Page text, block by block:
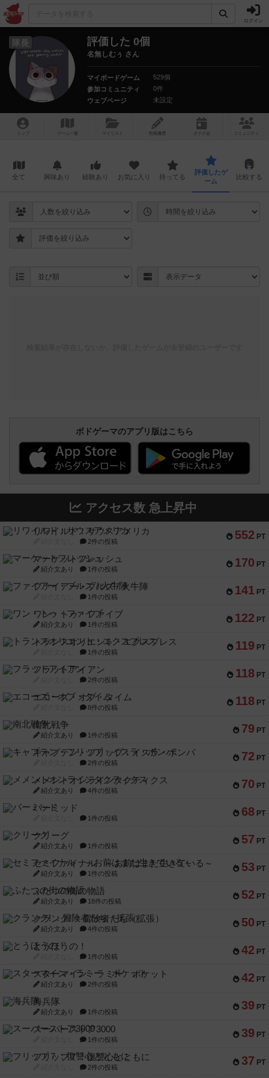
ログイン
隊長 評価した 0個
名無しむぅ さん
マイボードゲーム
529個
参加コミュニティ
0件
ウェブページ
未設定
トップ ゲーム一覧 マイリスト 投稿履歴 ボ ドゲ コミュニティ
全て 興味あり 経験あり お気に入り 持ってる
評価したゲ
ーム
比較する
ボドゲーマのアプリ版はこちら
アクセス数 急上昇中
552 PT
リワイルド：サウスアメリカ
2件の投稿
170 PT
マーケットフレッシュ
紹介文あり 1件の投稿
141 PT
ファイアー・ブルズ / 火牛陣
1件の投稿
122 PT
ワン・トゥ・ファイブ
紹介文あり 1件の投稿
119 PT
トランスオリエント・エクスプレス
1件の投稿
118 PT
フラットアイアン
2件の投稿
118 PT
エコーズ・オブ・タイム
8件の投稿
79 PT
南北戦争
紹介文あり 1件の投稿
72 PT
キャプテン・フリップ：イスラ・ボンバ
2件の投稿
70 PT
メメントオンラインタクティクス
紹介文あり 4件の投稿
68 PT
パーミッド
1件の投稿
57 PT
クリーグ
紹介文あり 1件の投稿
53 PT
セミファイナル ～お前はまだ生きている～
紹介文あり 1件の投稿
52 PT
ふたつの街の物語
紹介文あり 18件の投稿
50 PT
クランク! ：冒険者たち（拡張）
紹介文あり 4件の投稿
42 PT
とうほうの！
1件の投稿
42 PT
スターマイン・ラミー ポケット
紹介文あり 2件の投稿
39 PT
海兵隊
紹介文あり 1件の投稿
39 PT
スーパーストア3000
1件の投稿
37 PT
フリップ７：復讐心とともに
2件の投稿